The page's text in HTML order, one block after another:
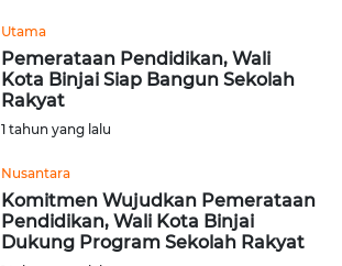
Utama
Pemerataan Pendidikan, Wali
Kota Binjai Siap Bangun Sekolah
Rakyat
1 tahun yang lalu
Nusantara
Komitmen Wujudkan Pemerataan
Pendidikan, Wali Kota Binjai
Dukung Program Sekolah Rakyat